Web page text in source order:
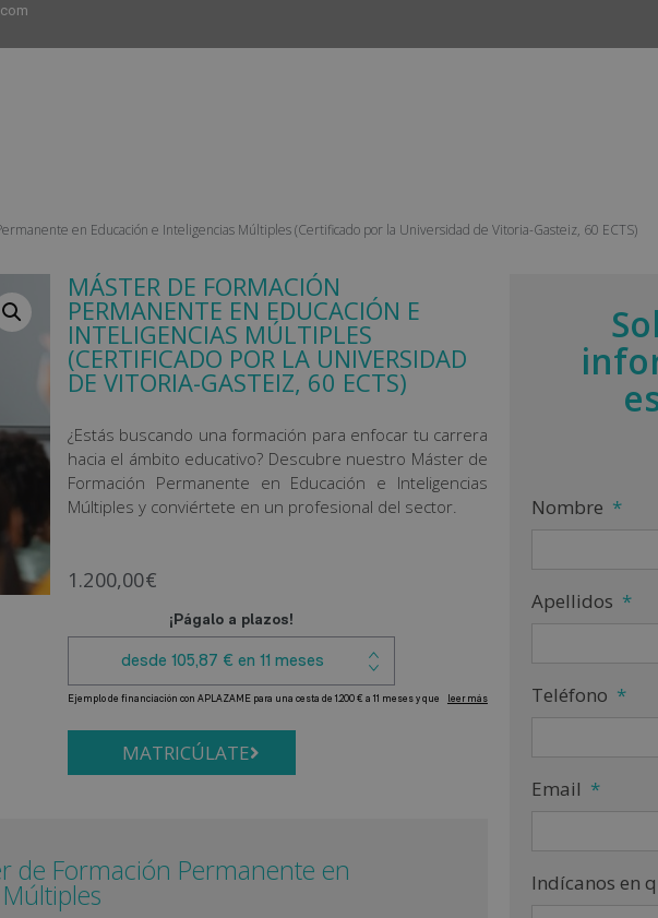
en Educación e Inteligencias Múltiples (Certificado por la Universidad de Vitoria-Gasteiz, 60 ECTS)
MÁSTER DE FORMACIÓN
PERMANENTE EN EDUCACIÓN E
INTELIGENCIAS MÚLTIPLES
(CERTIFICADO POR LA UNIVERSIDAD
DE VITORIA-GASTEIZ, 60 ECTS)
¿Estás buscando una formación para enfocar tu carrera
hacia el ámbito educativo? Descubre nuestro Máster de
Formación Permanente en Educación e Inteligencias
Múltiples y conviértete en un profesional del sector.
1.200,00€
MATRICÚLATE
de Formación Permanente en
Nombre *
Apellidos *
Teléfono *
Email *
Indícanos en